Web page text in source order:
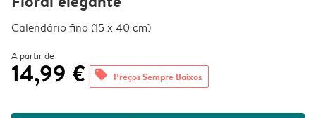
Calendário fino (15 x 40 cm)
A partir de
14,99 € offers Preços Sempre Baixos